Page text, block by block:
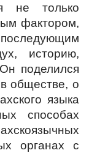
не только
фактором,
историю,
поделился
обществе, о
языка
способах
органах с